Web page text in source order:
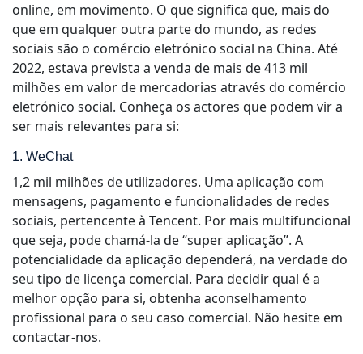
online, em movimento. O que significa que, mais do
que em qualquer outra parte do mundo, as redes
sociais são o comércio eletrónico social na China. Até
2022, estava prevista a venda de mais de 413 mil
milhões em valor de mercadorias através do comércio
eletrónico social. Conheça os actores que podem vir a
ser mais relevantes para si:
1. WeChat
1,2 mil milhões de utilizadores. Uma aplicação com
mensagens, pagamento e funcionalidades de redes
sociais, pertencente à Tencent. Por mais multifuncional
que seja, pode chamá-la de “super aplicação”. A
potencialidade da aplicação dependerá, na verdade do
seu tipo de licença comercial. Para decidir qual é a
melhor opção para si, obtenha aconselhamento
profissional para o seu caso comercial. Não hesite em
contactar-nos.